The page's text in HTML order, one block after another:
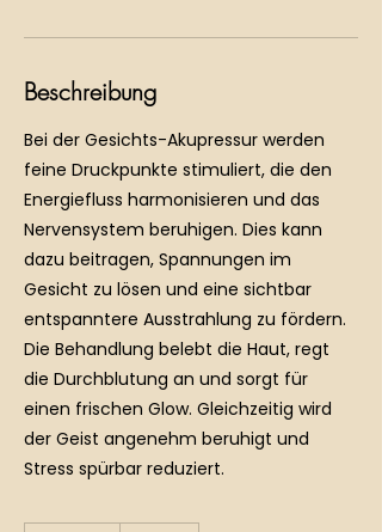
Beschreibung
Bei der Gesichts-Akupressur werden
feine Druckpunkte stimuliert, die den
Energiefluss harmonisieren und das
Nervensystem beruhigen. Dies kann
dazu beitragen, Spannungen im
Gesicht zu lösen und eine sichtbar
entspanntere Ausstrahlung zu fördern.
Die Behandlung belebt die Haut, regt
die Durchblutung an und sorgt für
einen frischen Glow. Gleichzeitig wird
der Geist angenehm beruhigt und
Stress spürbar reduziert.